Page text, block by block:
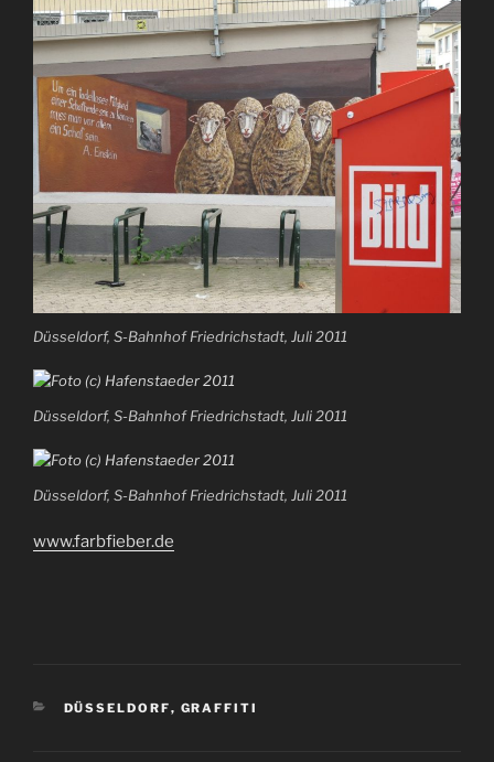
Düsseldorf, S-Bahnhof Friedrichstadt, Juli 2011
Düsseldorf, S-Bahnhof Friedrichstadt, Juli 2011
Düsseldorf, S-Bahnhof Friedrichstadt, Juli 2011
www.farbfieber.de
KATEGORIEN
DÜSSELDORF, GRAFFITI